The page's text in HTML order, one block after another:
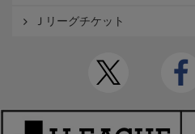
Ｊリーグチケット